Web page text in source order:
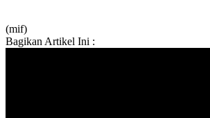
(mif)
Bagikan Artikel Ini :